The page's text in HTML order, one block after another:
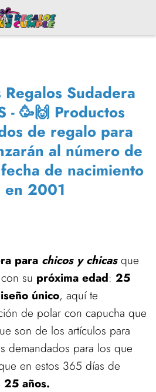
Regalos Sudadera
- 🥳🙌 Productos
de regalo para
al número de
de nacimiento
en 2001
para chicos y chicasque
su próxima edad: 25
único, aquí te
de polar con capucha que
son de los artículos para
demandados para los que
en estos 365 días de
25 años.